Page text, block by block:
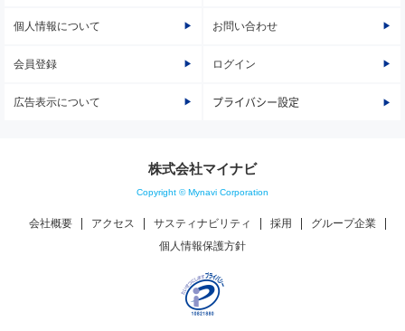
個人情報について お問い合わせ
会員登録 ログイン
広告表示について プライバシー設定
株式会社マイナビ
Copyright © Mynavi Corporation
会社概要 アクセス サスティナビリティ 採用
グループ企業
個人情報保護方針